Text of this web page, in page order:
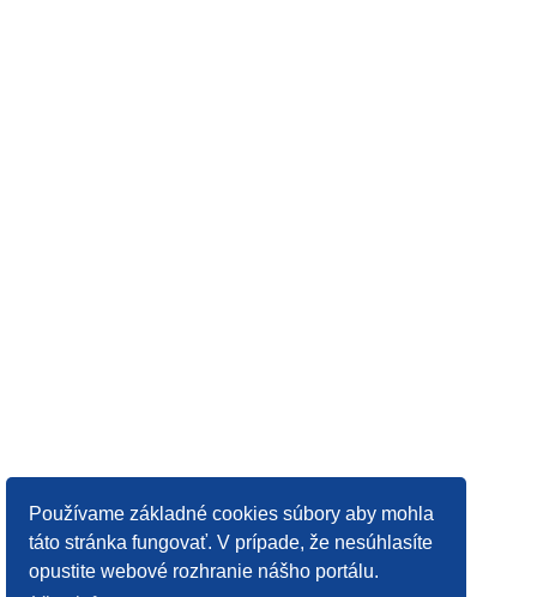
Používame základné cookies súbory aby mohla
táto stránka fungovať. V prípade, že nesúhlasíte
opustite webové rozhranie nášho portálu.